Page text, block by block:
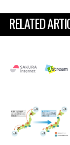
RELATED